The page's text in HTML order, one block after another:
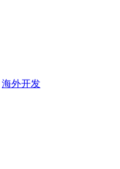
海外开发